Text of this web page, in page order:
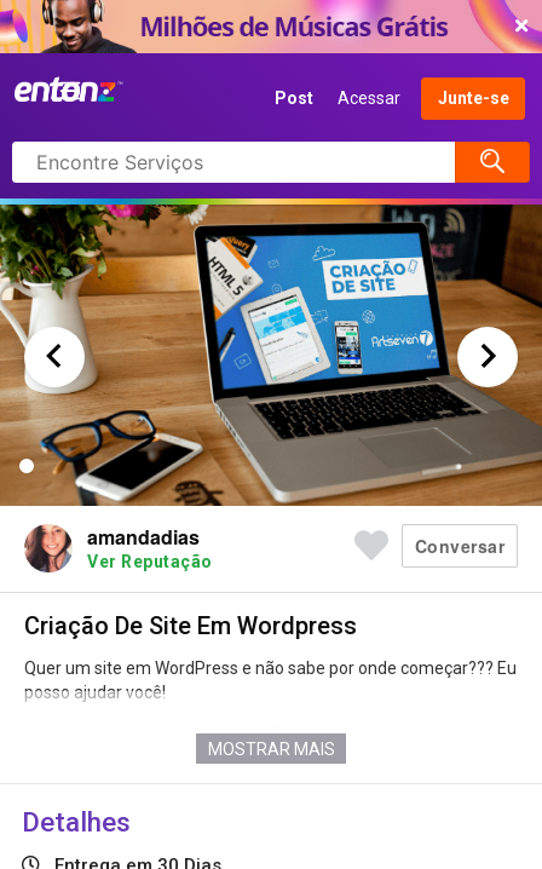
COMEÇAR AGORA
Pesquisar
itens
Post Acessar Junte-se
Conversar
amandadias
Ver Reputação
Ainda não tem avaliações suficientes
Novato ainda
Região
Criação De Site Em Wordpress
Quer um site em WordPress e não sabe por onde começar??? Eu
posso ajudar você!
Site padrão responsivo em WordPress com até 5 páginas e 1
configurados para a instalação.
MOSTRAR MAIS
Detalhes